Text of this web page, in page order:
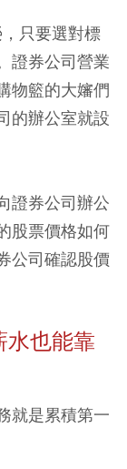
只要選對標
證券公司營業
物籃的大嬸們
的辦公室就設
證券公司辦公
股票價格如何
公司確認股價
水也能靠
就是累積第一